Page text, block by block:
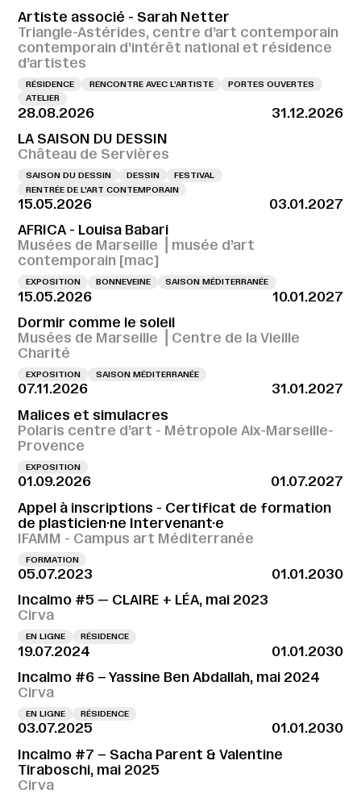
Artiste associé - Sarah Netter
Triangle-Astérides, centre d’art contemporain
contemporain d’intérêt national et résidence
d’artistes
RÉSIDENCE RENCONTRE AVEC L’ARTISTE
PORTES OUVERTES
ATELIER
28.08.2026
31.12.2026
LA SAISON DU DESSIN
Château de Servières
SAISON DU DESSIN DESSIN
FESTIVAL
RENTRÉE DE L'ART CONTEMPORAIN
15.05.2026
03.01.2027
AFRICA - Louisa Babari
Musées de Marseille ⎪musée d’art
contemporain [mac]
EXPOSITION BONNEVEINE SAISON MÉDITERRANÉE
15.05.2026
10.01.2027
Dormir comme le soleil
Musées de Marseille ⎪Centre de la Vieille
Charité
EXPOSITION SAISON MÉDITERRANÉE
07.11.2026
31.01.2027
Malices et simulacres
Polaris centre d’art - Métropole Aix-Marseille-
Provence
EXPOSITION
01.09.2026
01.07.2027
Appel à inscriptions - Certificat de formation
de plasticien·ne Intervenant·e
IFAMM - Campus art Méditerranée
FORMATION
05.07.2023
01.01.2030
Incalmo #5 — CLAIRE + LÉA, mai 2023
Cirva
EN LIGNE RÉSIDENCE
19.07.2024
01.01.2030
Incalmo #6 – Yassine Ben Abdallah, mai 2024
Cirva
EN LIGNE RÉSIDENCE
03.07.2025
01.01.2030
Incalmo #7 – Sacha Parent & Valentine
Tiraboschi, mai 2025
Cirva